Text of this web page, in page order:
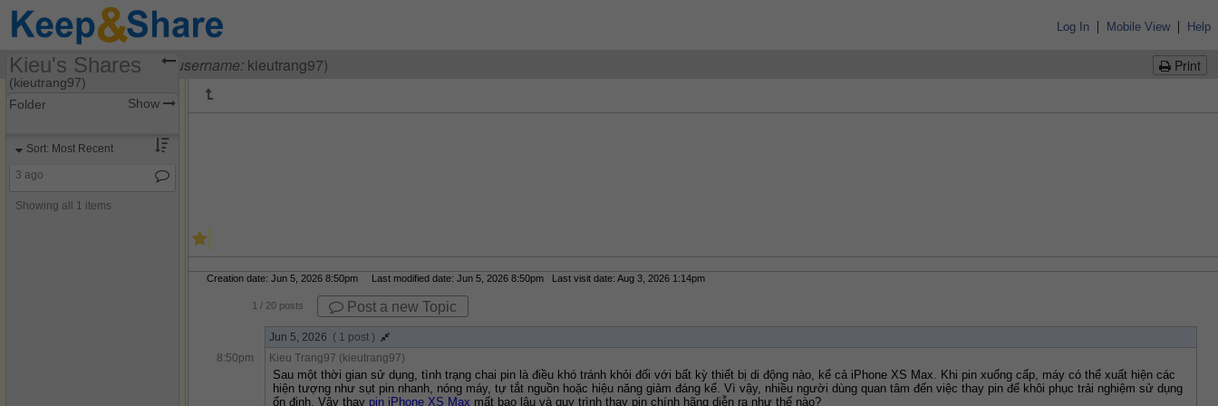
Log In | Mobile View | Help
Print
VisitingKieu Trang97(username: kieutrang97)
Creation date: Jun 5, 2026 8:50pm Last modified date: Jun 5, 2026 8:50pm Last visit date: Aug 3, 2026 1:14pm
1 / 20 posts Post a new Topic
Jun 5, 2026 ( 1 post )
8:50pm
Kieu Trang97 (kieutrang97)
Sau một thời gian sử dụng, tình trạng chai pin là điều khó tránh khỏi đối với bất kỳ thiết bị di động nào, kể cả iPhone XS Max. Khi pin xuống cấp, máy có thể xuất hiện các
hiện tượng như sụt pin nhanh, nóng máy, tự tắt nguồn hoặc hiệu năng giảm đáng kể. Vì vậy, nhiều người dùng quan tâm đến việc thay pin để khôi phục trải nghiệm sử dụng
ổn định. Vậy thay pin iPhone XS Max mất bao lâu và quy trình thay pin chính hãng diễn ra như thế nào?
Kieu's Shares
(kieutrang97)
Discussions
Folder Show
Sort: Most Recent
3 ago
Showing all 1 items